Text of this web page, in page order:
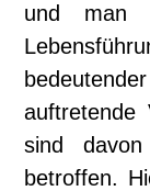
und man
auftretende
sind
betroffen.